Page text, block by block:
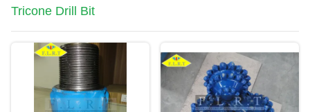
Tricone Drill Bit